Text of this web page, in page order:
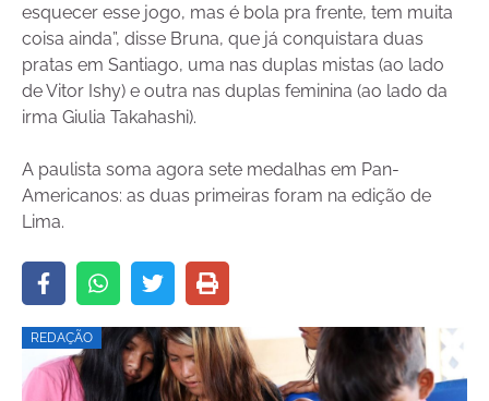
esquecer esse jogo, mas é bola pra frente, tem muita
coisa ainda”, disse Bruna, que já conquistara duas
pratas em Santiago, uma nas duplas mistas (ao lado
de Vitor Ishy) e outra nas duplas feminina (ao lado da
irma Giulia Takahashi).
A paulista soma agora sete medalhas em Pan-
Americanos: as duas primeiras foram na edição de
Lima.
REDAÇÃO